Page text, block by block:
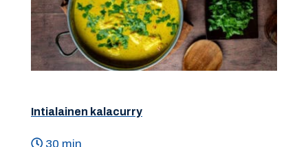
Intialainen kalacurry
30 min